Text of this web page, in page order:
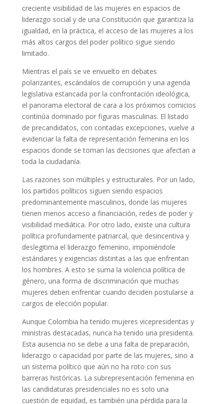
creciente visibilidad de las mujeres en espacios de
liderazgo social y de una Constitución que garantiza la
igualdad, en la práctica, el acceso de las mujeres a los
más altos cargos del poder político sigue siendo
limitado.
Mientras el país se ve envuelto en debates
polarizantes, escándalos de corrupción y una agenda
legislativa estancada por la confrontación ideológica,
el panorama electoral de cara a los próximos comicios
continúa dominado por figuras masculinas. El listado
de precandidatos, con contadas excepciones, vuelve a
evidenciar la falta de representación femenina en los
espacios donde se toman las decisiones que afectan a
toda la ciudadanía.
Las razones son múltiples y estructurales. Por un lado,
los partidos políticos siguen siendo espacios
predominantemente masculinos, donde las mujeres
tienen menos acceso a financiación, redes de poder y
visibilidad mediática. Por otro lado, existe una cultura
política profundamente patriarcal, que desincentiva y
deslegitima el liderazgo femenino, imponiéndole
estándares y exigencias distintas a las que enfrentan
los hombres. A esto se suma la violencia política de
género, una forma de discriminación que muchas
mujeres deben enfrentar cuando deciden postularse a
cargos de elección popular.
Aunque Colombia ha tenido mujeres vicepresidentas y
ministras destacadas, nunca ha tenido una presidenta.
Esta ausencia no se debe a una falta de preparación,
liderazgo o capacidad por parte de las mujeres, sino a
un sistema político que aún no ha roto con sus
barreras históricas. La subrepresentación femenina en
las candidaturas presidenciales no es solo una
cuestión de equidad, es también una pérdida para la